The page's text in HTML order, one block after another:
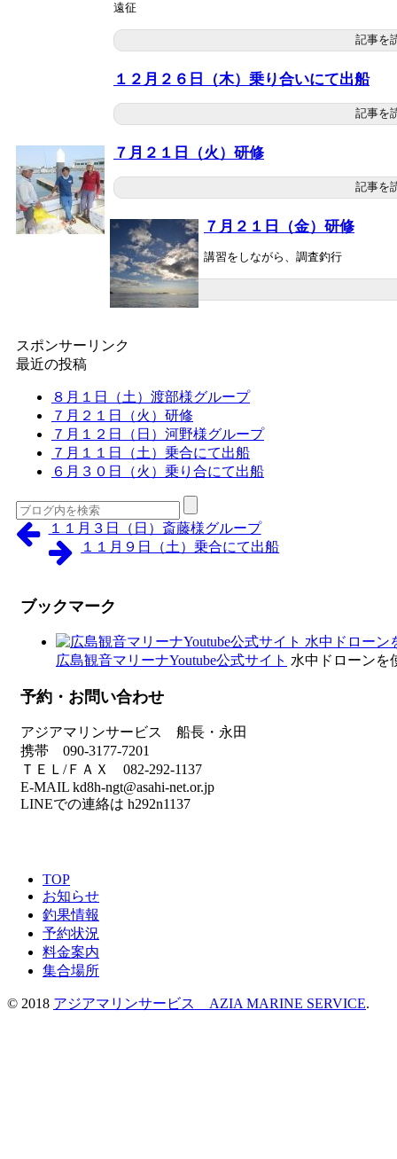
遠征
記事を
１２月２６日（木）乗り合いにて出船
記事を
７月２１日（火）研修
記事を
７月２１日（金）研修
講習をしながら、調査釣行
スポンサーリンク
最近の投稿
８月１日（土）渡部様グループ
７月２１日（火）研修
７月１２日（日）河野様グループ
７月１１日（土）乗合にて出船
６月３０日（火）乗り合にて出船
１１月３日（日）斎藤様グループ
１１月９日（土）乗合にて出船
ブックマーク
広島観音マリーナYoutube公式サイト 水中ドローンを
予約・お問い合わせ
アジアマリンサービス 船長・永田
携帯 090-3177-7201
ＴＥＬ/ＦＡＸ 082-292-1137
E-MAIL kd8h-ngt@asahi-net.or.jp
LINEでの連絡は h292n1137
TOP
お知らせ
釣果情報
予約状況
料金案内
集合場所
© 2018 アジアマリンサービス AZIA MARINE SERVICE.